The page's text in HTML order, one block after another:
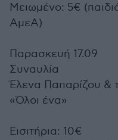
Μειωμένο: 5€
ΑμεΑ)
Παρασκευή 17.09
Συναυλία
Έλενα Παπαρίζου &
«Όλοι ένα»
Εισιτήρια: 10€